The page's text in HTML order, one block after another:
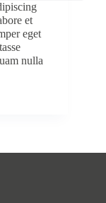
et
eget
nulla